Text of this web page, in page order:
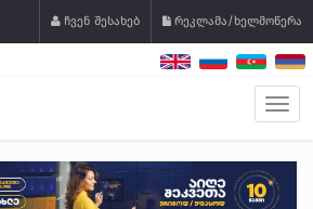
ჩვენ შესახებ რეკლამა/ხელმოწერა